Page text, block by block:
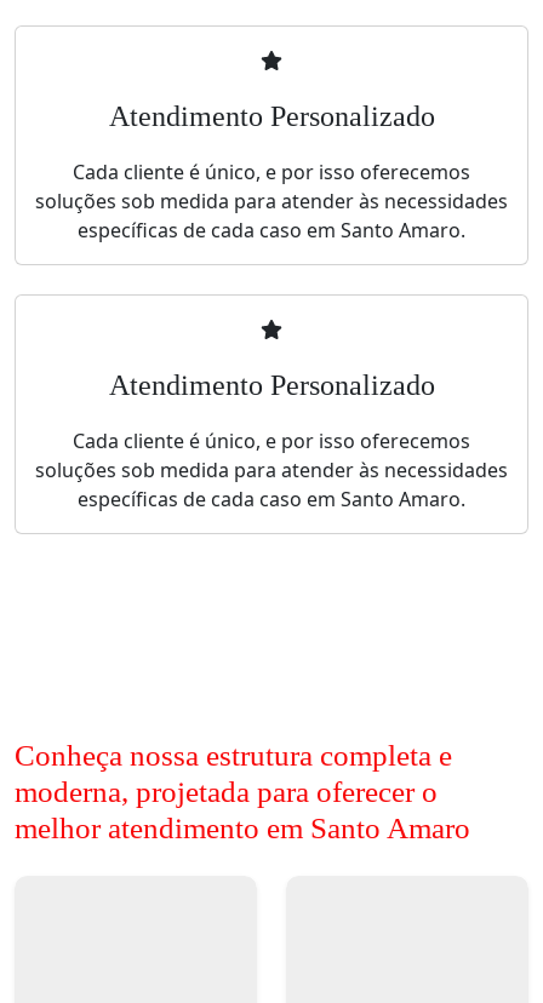
Atendimento Personalizado
Cada cliente é único, e por isso oferecemos
soluções sob medida para atender às necessidades
específicas de cada caso em Santo Amaro.
Atendimento Personalizado
Cada cliente é único, e por isso oferecemos
soluções sob medida para atender às necessidades
específicas de cada caso em Santo Amaro.
Conheça nossa estrutura completa e
moderna, projetada para oferecer o
melhor atendimento em Santo Amaro